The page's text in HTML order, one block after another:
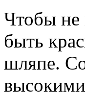
Чтобы не
быть
шляпе.